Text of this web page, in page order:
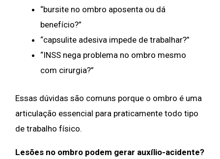
“bursite no ombro aposenta ou dá
benefício?”
“capsulite adesiva impede de trabalhar?”
“INSS nega problema no ombro mesmo
com cirurgia?”
Essas dúvidas são comuns porque o ombro é uma
articulação essencial para praticamente todo tipo
de trabalho físico.
Lesões no ombro podem gerar auxílio-acidente?